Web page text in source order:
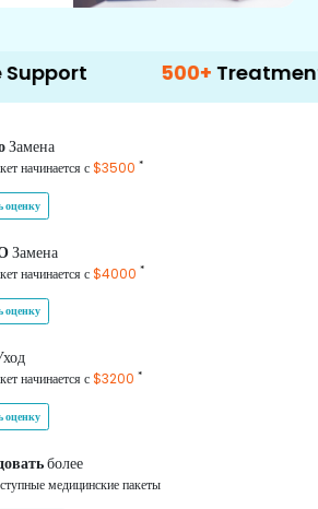
500+ Treatment
Замена
начинается с$3500 *
оценку
Замена
начинается с$4000 *
оценку
начинается с$3200 *
оценку
более
медицинские пакеты